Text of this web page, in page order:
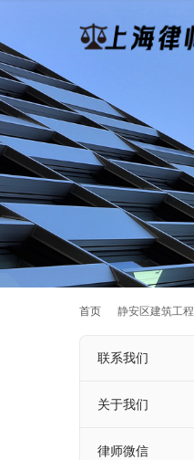
首页 静安区建筑工程
联系我们
关于我们
律师微信